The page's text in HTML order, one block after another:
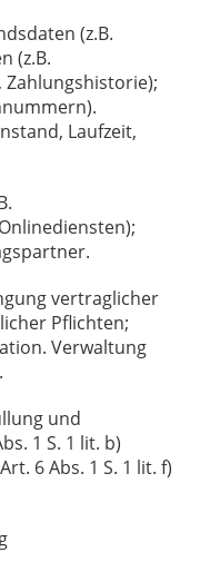
(z.B.
(z.B.
Zahlungshistorie);
Laufzeit,
vertraglicher
Pflichten;
Verwaltung
und
1 S. 1 lit. b)
6 Abs. 1 S. 1 lit. f)